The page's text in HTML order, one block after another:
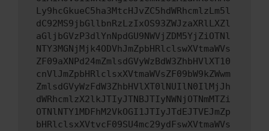
Ly9hcGkueC5ha3MtcHJvZC5hdWRhcmlzLm5l
dC92MS9jbGllbnRzLzIxOS93ZWJzaXRlLXZl
aGljbGVzP3dlYnNpdGU9NWVjZDM5YjZiOTNl
NTY3MGNjMjk4ODVhJmZpbHRlclswXVtmaWVs
ZF09aXNPd24mZmlsdGVyWzBdW3ZhbHVlXT10
cnVlJmZpbHRlclsxXVtmaWVsZF09bW9kZWwm
ZmlsdGVyWzFdW3ZhbHVlXT0lNUIlN0IlMjJh
dWRhcmlzX2lkJTIyJTNBJTIyNWNjOTNmMTZi
OTNlNTY1MDFhM2VkOGI1JTIyJTdEJTVEJmZp
bHRlclsxXVtvcF09SU4mc29ydFswXVtmaWVs